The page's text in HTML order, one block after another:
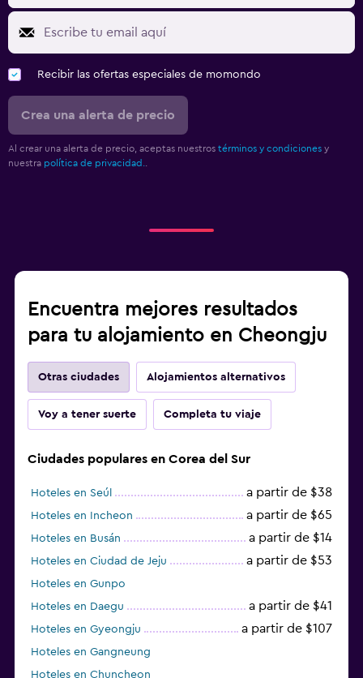
Recibir las ofertas especiales de momondo
Crea una alerta de precio
Al crear una alerta de precio, aceptas nuestros términos y condiciones y
nuestra política de privacidad.
Encuentra mejores resultados
para tu alojamiento en Cheongju
Otras ciudades Alojamientos alternativos
Voy a tener suerte Completa tu viaje
Ciudades populares en Corea del Sur
Hoteles en Seúl a partir de $38
Hoteles en Incheon a partir de $65
Hoteles en Busán a partir de $14
Hoteles en Ciudad de Jeju a partir de $53
Hoteles en Gunpo
Hoteles en Daegu
a partir de $41
Hoteles en Gyeongju a partir de $107
Hoteles en Gangneung
Hoteles en Chuncheon